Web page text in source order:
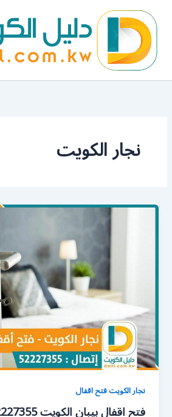
المحتوى
نجار الكويت
نجار الكويت فتح اقفال
فتح اقفال بيبان الكويت 52227355 نجار ابواب